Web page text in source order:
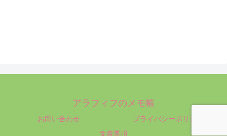
アラフィフのメモ帳
お問い合わせ
プライバシーポリシー
免責事項